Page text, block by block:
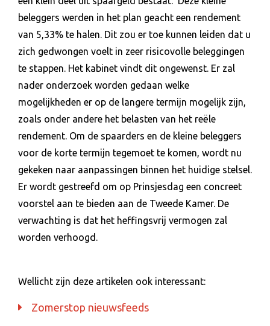
beleggers werden in het plan geacht een rendement
van 5,33% te halen. Dit zou er toe kunnen leiden dat u
zich gedwongen voelt in zeer risicovolle beleggingen
te stappen. Het kabinet vindt dit ongewenst. Er zal
nader onderzoek worden gedaan welke
mogelijkheden er op de langere termijn mogelijk zijn,
zoals onder andere het belasten van het reële
rendement. Om de spaarders en de kleine beleggers
voor de korte termijn tegemoet te komen, wordt nu
gekeken naar aanpassingen binnen het huidige stelsel.
Er wordt gestreefd om op Prinsjesdag een concreet
voorstel aan te bieden aan de Tweede Kamer. De
verwachting is dat het heffingsvrij vermogen zal
worden verhoogd.
Wellicht zijn deze artikelen ook interessant:
Zomerstop nieuwsfeeds